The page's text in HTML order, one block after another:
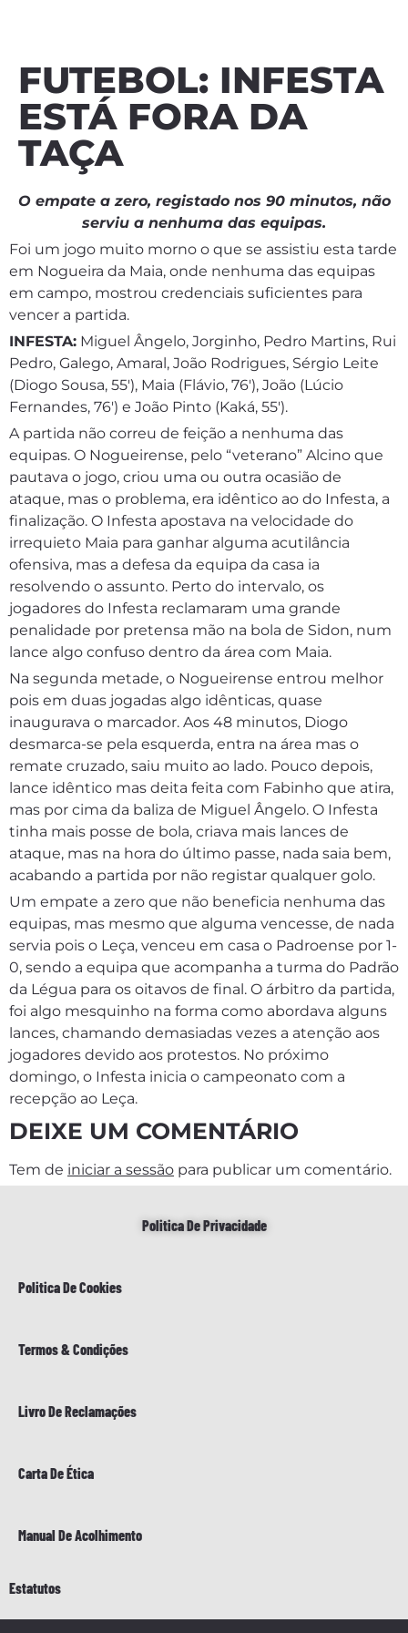
FUTEBOL: INFESTA
ESTÁ FORA DA
TAÇA
O empate a zero, registado nos 90 minutos, não
serviu a nenhuma das equipas.
Foi um jogo muito morno o que se assistiu esta tarde
em Nogueira da Maia, onde nenhuma das equipas
em campo, mostrou credenciais suficientes para
vencer a partida.
INFESTA: Miguel Ângelo, Jorginho, Pedro Martins, Rui
Pedro, Galego, Amaral, João Rodrigues, Sérgio Leite
(Diogo Sousa, 55′), Maia (Flávio, 76′), João (Lúcio
Fernandes, 76′) e João Pinto (Kaká, 55′).
A partida não correu de feição a nenhuma das
equipas. O Nogueirense, pelo “veterano” Alcino que
pautava o jogo, criou uma ou outra ocasião de
ataque, mas o problema, era idêntico ao do Infesta, a
finalização. O Infesta apostava na velocidade do
irrequieto Maia para ganhar alguma acutilância
ofensiva, mas a defesa da equipa da casa ia
resolvendo o assunto. Perto do intervalo, os
jogadores do Infesta reclamaram uma grande
penalidade por pretensa mão na bola de Sidon, num
lance algo confuso dentro da área com Maia.
Na segunda metade, o Nogueirense entrou melhor
pois em duas jogadas algo idênticas, quase
inaugurava o marcador. Aos 48 minutos, Diogo
desmarca-se pela esquerda, entra na área mas o
remate cruzado, saiu muito ao lado. Pouco depois,
lance idêntico mas deita feita com Fabinho que atira,
mas por cima da baliza de Miguel Ângelo. O Infesta
tinha mais posse de bola, criava mais lances de
ataque, mas na hora do último passe, nada saia bem,
acabando a partida por não registar qualquer golo.
Um empate a zero que não beneficia nenhuma das
equipas, mas mesmo que alguma vencesse, de nada
servia pois o Leça, venceu em casa o Padroense por 1-
0, sendo a equipa que acompanha a turma do Padrão
da Légua para os oitavos de final. O árbitro da partida,
foi algo mesquinho na forma como abordava alguns
lances, chamando demasiadas vezes a atenção aos
jogadores devido aos protestos. No próximo
domingo, o Infesta inicia o campeonato com a
recepção ao Leça.
DEIXE UM COMENTÁRIO
Tem de iniciar a sessão para publicar um comentário.
Politica De Privacidade
Politica De Cookies
Termos & Condições
Livro De Reclamações
Carta De Ética
Manual De Acolhimento
Estatutos